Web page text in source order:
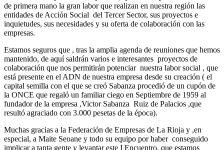
de primera mano la gran labor que realizan en nuestra región las
entidades de Acción Social del Tercer Sector, sus proyectos e
inquietudes, sus necesidades y su oferta de colaboración con las
empresas.
Estamos seguros que , tras la amplia agenda de reuniones que hemos
mantenido, de aquí saldrán varios e interesantes proyectos de
colaboración que nos permitirán potenciar nuestra labor social , que
está presente en el ADN de nuestra empresa desde su creación ( el
capital semilla con el que se creó Sabanza procedió de un cupón de
la ONCE que regaló un familiar ciego en Septiembre de 1959 al
fundador de la empresa ,Victor Sabanza Ruiz de Palacios ,que
resultó agraciado con 3.000 pesetas de la época).
Muchas gracias a la Federación de Empresas de La Rioja y ,en
especial, a Maite Seoane y todo su equipo por haber conseguido
implicar a tanta gente y levantar este I Encuentro, que estamos